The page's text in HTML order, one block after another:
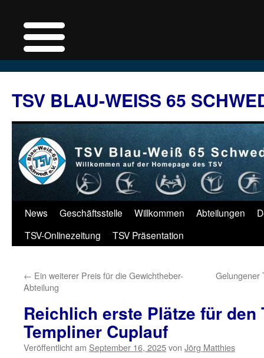
springen
TSV BLAU-WEISS 65
News Geschäftsstelle Willkommen Abteilungen
TSV-Onlinezeitung
TSV Präsentation
← Ein weiterer Preis für die Gewichtheber-
Abteilung
Gelungener
Reichlich erste Plätze für den
Templiner Cuplauf
Veröffentlicht am September 16, 2025von Jörg Matthies